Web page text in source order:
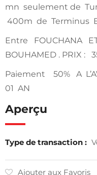
mn seulement de
400m de Terminus
Entre FOUCHANA
BOUHAMED . PRIX :
Paiement 50% A
01 AN
Aperçu
Type de transaction :
Ajouter aux Favoris